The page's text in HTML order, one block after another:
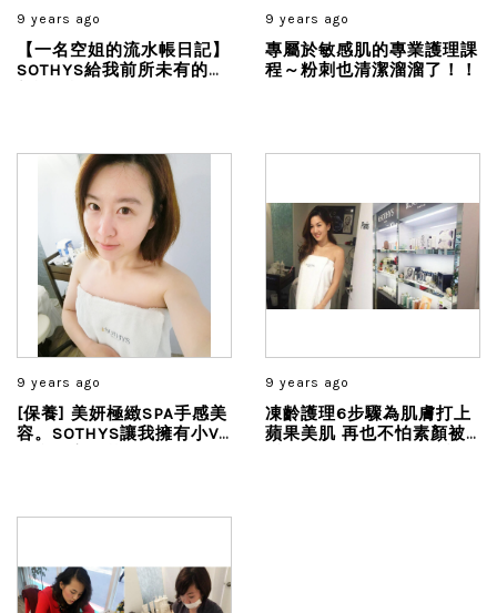
9 years ago
【一名空姐的流水帳日記】
SOTHYS給我前所未有的臉
9 years ago
專屬於敏感肌的專業護理課
程～粉刺也清潔溜溜了！！
9 years ago
[保養] 美妍極緻SPA手感美
容。SOTHYS讓我擁有小V
9 years ago
凍齡護理6步驟為肌膚打上
蘋果美肌 再也不怕素顏被